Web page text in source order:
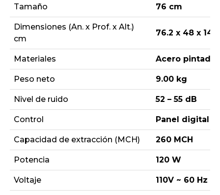
Tamaño 76 cm
Dimensiones (An. x Prof. x Alt.)
cm
76.2 x 48 x 14.7
Materiales Acero pintado
Peso neto 9.00 kg
Nivel de ruido 52 – 55 dB
Control Panel digital
Capacidad de extracción (MCH) 260 MCH
Potencia 120 W
Voltaje 110V ~ 60 Hz